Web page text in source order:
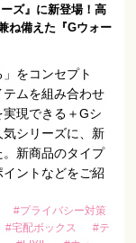
ズ』に新登場！高
ね備えた『Gウォー
」をコンセプト
ムを組み合わせ
現できる＋Gシ
気シリーズに、新
新商品のタイプ
ントなどをご紹
#プライバシー対策
#宅配ボックス
#テ